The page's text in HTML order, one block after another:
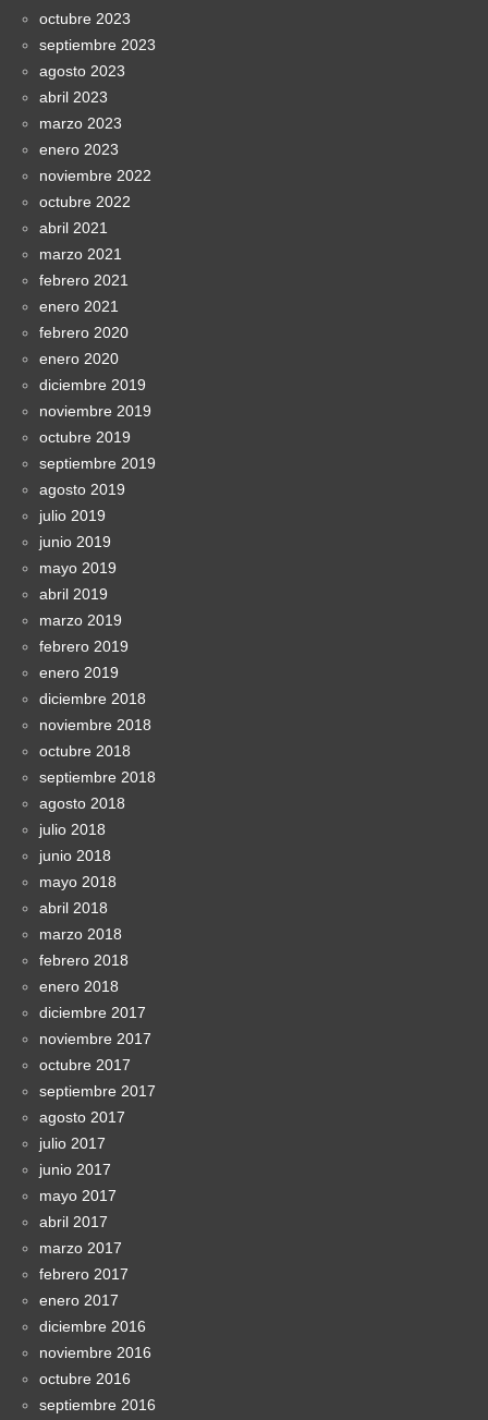
octubre 2023
septiembre 2023
agosto 2023
abril 2023
marzo 2023
enero 2023
noviembre 2022
octubre 2022
abril 2021
marzo 2021
febrero 2021
enero 2021
febrero 2020
enero 2020
diciembre 2019
noviembre 2019
octubre 2019
septiembre 2019
agosto 2019
julio 2019
junio 2019
mayo 2019
abril 2019
marzo 2019
febrero 2019
enero 2019
diciembre 2018
noviembre 2018
octubre 2018
septiembre 2018
agosto 2018
julio 2018
junio 2018
mayo 2018
abril 2018
marzo 2018
febrero 2018
enero 2018
diciembre 2017
noviembre 2017
octubre 2017
septiembre 2017
agosto 2017
julio 2017
junio 2017
mayo 2017
abril 2017
marzo 2017
febrero 2017
enero 2017
diciembre 2016
noviembre 2016
octubre 2016
septiembre 2016